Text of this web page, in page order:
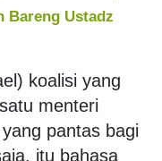
Bareng Ustadz
koalisi yang
menteri
pantas bagi
itu bahasa